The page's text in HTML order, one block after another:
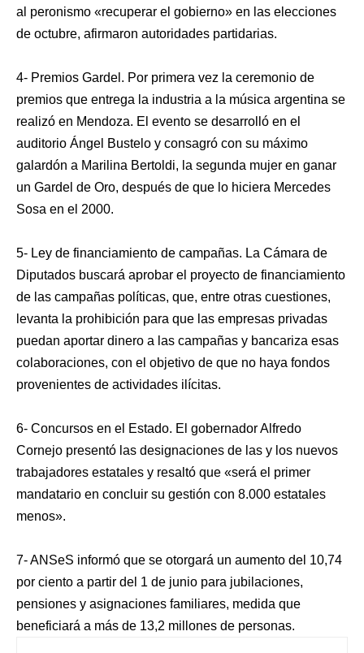
al peronismo «recuperar el gobierno» en las elecciones
de octubre, afirmaron autoridades partidarias.
4- Premios Gardel. Por primera vez la ceremonio de
premios que entrega la industria a la música argentina se
realizó en Mendoza. El evento se desarrolló en el
auditorio Ángel Bustelo y consagró con su máximo
galardón a Marilina Bertoldi, la segunda mujer en ganar
un Gardel de Oro, después de que lo hiciera Mercedes
Sosa en el 2000.
5- Ley de financiamiento de campañas. La Cámara de
Diputados buscará aprobar el proyecto de financiamiento
de las campañas políticas, que, entre otras cuestiones,
levanta la prohibición para que las empresas privadas
puedan aportar dinero a las campañas y bancariza esas
colaboraciones, con el objetivo de que no haya fondos
provenientes de actividades ilícitas.
6- Concursos en el Estado. El gobernador Alfredo
Cornejo presentó las designaciones de las y los nuevos
trabajadores estatales y resaltó que «será el primer
mandatario en concluir su gestión con 8.000 estatales
menos».
7- ANSeS informó que se otorgará un aumento del 10,74
por ciento a partir del 1 de junio para jubilaciones,
pensiones y asignaciones familiares, medida que
beneficiará a más de 13,2 millones de personas.